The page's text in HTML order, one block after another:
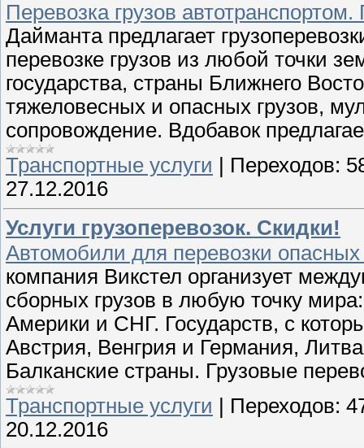
Перевозка грузов
Дайманта предлагает
перевозке грузов из любой точки
государства, страны Ближнего
тяжеловесных и опасных грузов,
сопровождение. Вдобавок
Транспортные услуги
Переходов:
27.12.2016
Услуги грузоперевозок. Скидки!
Автомобили для перевозки
компания Викстел организует
сборных грузов в любую точку
Америки и СНГ. Государств, с
Австрия, Венгрия и Германия,
Балканские страны. Грузовые
Транспортные услуги
Переходов:
20.12.2016